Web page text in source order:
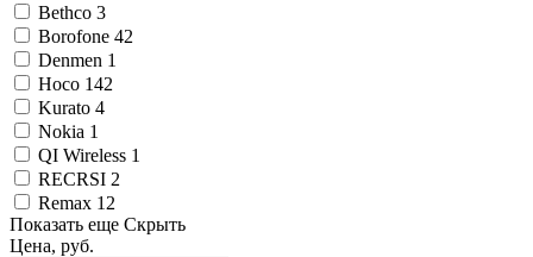
Bethco 3
Borofone 42
Denmen 1
Hoco 142
Kurato 4
Nokia 1
QI Wireless 1
RECRSI 2
Remax 12
Показать еще Скрыть
Цена, руб.